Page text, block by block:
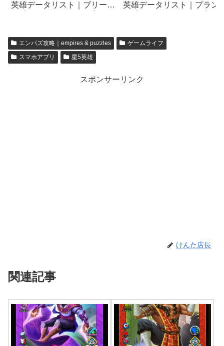
英雄データリスト｜ブリーニ
英雄データリスト｜プラン
エンパズ攻略｜empires & puzzles
ゲームライフ
スマホアプリ
星5英雄
スポンサーリンク
けんた店長
関連記事